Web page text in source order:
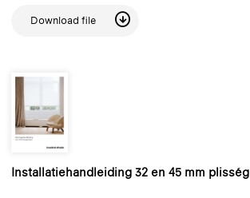
Download file
Installatiehandleiding 32 en 45 mm